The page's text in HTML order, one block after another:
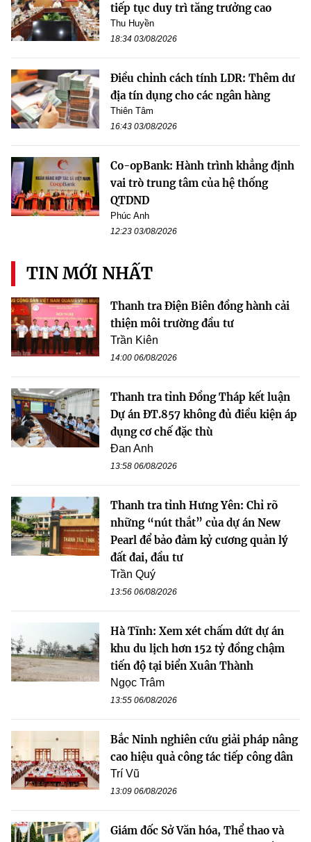
tiếp tục duy trì tăng trưởng cao
Thu Huyền
18:34 03/08/2026
Điều chỉnh cách tính LDR: Thêm dư
địa tín dụng cho các ngân hàng
Thiên Tâm
16:43 03/08/2026
Co-opBank: Hành trình khẳng định
vai trò trung tâm của hệ thống
QTDND
Phúc Anh
12:23 03/08/2026
TIN MỚI NHẤT
Thanh tra Điện Biên đồng hành cải
thiện môi trường đầu tư
Trần Kiên
14:00 06/08/2026
Thanh tra tỉnh Đồng Tháp kết luận
Dự án ĐT.857 không đủ điều kiện áp
dụng cơ chế đặc thù
Đan Anh
13:58 06/08/2026
Thanh tra tỉnh Hưng Yên: Chỉ rõ
những “nút thắt” của dự án New
Pearl để bảo đảm kỷ cương quản lý
đất đai, đầu tư
Trần Quý
13:56 06/08/2026
Hà Tĩnh: Xem xét chấm dứt dự án
khu du lịch hơn 152 tỷ đồng chậm
tiến độ tại biển Xuân Thành
Ngọc Trâm
13:55 06/08/2026
Bắc Ninh nghiên cứu giải pháp nâng
cao hiệu quả công tác tiếp công dân
Trí Vũ
13:09 06/08/2026
Giám đốc Sở Văn hóa, Thể thao và